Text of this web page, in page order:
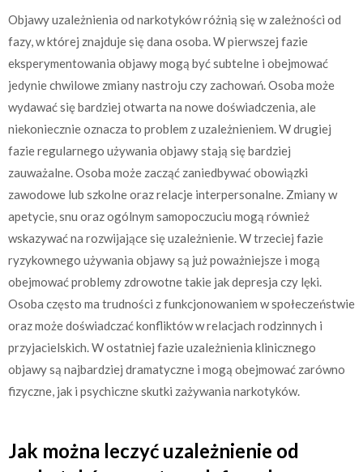
Objawy uzależnienia od narkotyków różnią się w zależności od
fazy, w której znajduje się dana osoba. W pierwszej fazie
eksperymentowania objawy mogą być subtelne i obejmować
jedynie chwilowe zmiany nastroju czy zachowań. Osoba może
wydawać się bardziej otwarta na nowe doświadczenia, ale
niekoniecznie oznacza to problem z uzależnieniem. W drugiej
fazie regularnego używania objawy stają się bardziej
zauważalne. Osoba może zacząć zaniedbywać obowiązki
zawodowe lub szkolne oraz relacje interpersonalne. Zmiany w
apetycie, snu oraz ogólnym samopoczuciu mogą również
wskazywać na rozwijające się uzależnienie. W trzeciej fazie
ryzykownego używania objawy są już poważniejsze i mogą
obejmować problemy zdrowotne takie jak depresja czy lęki.
Osoba często ma trudności z funkcjonowaniem w społeczeństwie
oraz może doświadczać konfliktów w relacjach rodzinnych i
przyjacielskich. W ostatniej fazie uzależnienia klinicznego
objawy są najbardziej dramatyczne i mogą obejmować zarówno
fizyczne, jak i psychiczne skutki zażywania narkotyków.
Jak można leczyć uzależnienie od